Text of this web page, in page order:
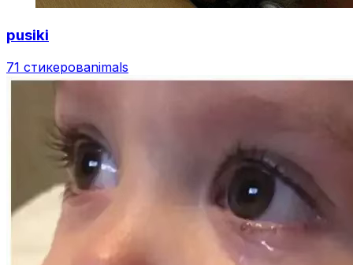
pusiki
71 стикеровanimals